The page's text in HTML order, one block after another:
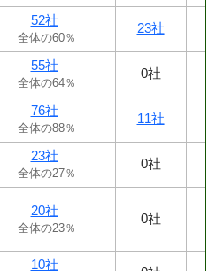
52社
全体の60％
23社
55社
全体の64％
0社
76社
全体の88％
11社
23社
全体の27％
0社
20社
全体の23％
0社
10社